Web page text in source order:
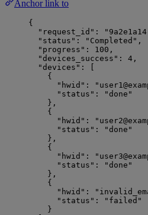
Anchor link to
{
"request_id" : "
"status" : " Completed " ,
"progress" : 100 ,
"devices_success" : 4 ,
"devices" : [
{
"hwid" : "
"status" : "done "
},
{
"hwid" : "
"status" : "done "
},
{
"hwid" : "
"status" : "done "
},
{
"hwid" : "
"status" : " failed "
}